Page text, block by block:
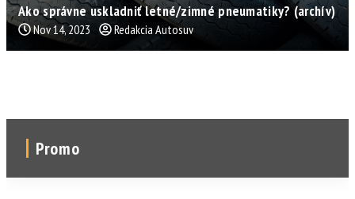
Ako správne uskladniť letné/zimné pneumatiky? (archív)
Nov 14, 2023 Redakcia Autosuv
Promo